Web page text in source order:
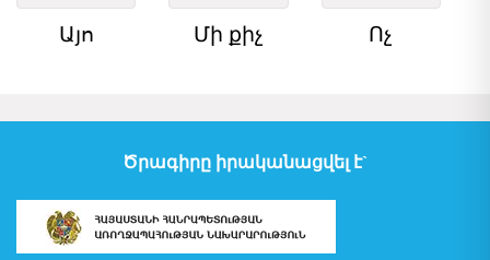
Այո Մի քիչ Ոչ
Ծրագիրը իրականացվել է`